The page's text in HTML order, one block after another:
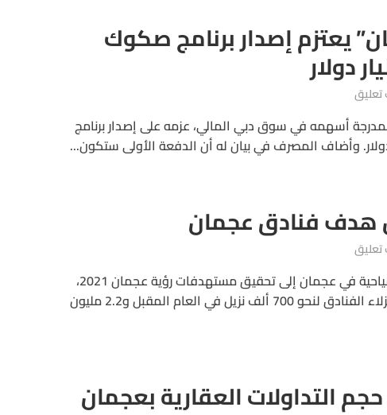
يعتزم إصدار برنامج صكوك
أسهمه في سوق دبي المالي، عزمه على إصدار برنامج
تسعى دائرة التنمية السياحية في عجمان إلى تحقيق مستهدفات رؤية عجمان 2021،
والتي تتضمن رفع عدد نزلاء الفنادق لنحو 700 ألف نزيل في العام المقبل و2.2 مليون